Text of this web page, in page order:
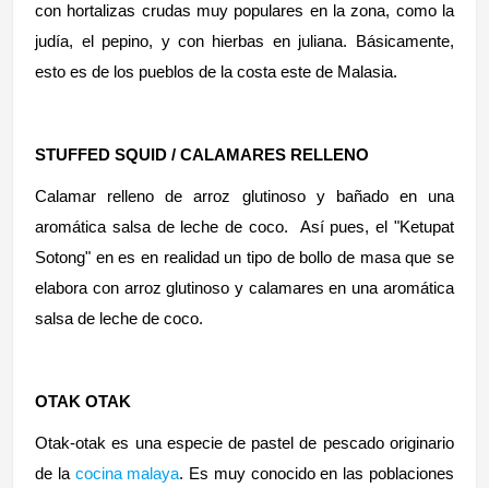
con hortalizas crudas muy populares en la zona, como la
judía, el pepino, y con hierbas en juliana. Básicamente,
esto es de los pueblos de la costa este de Malasia.
STUFFED SQUID / CALAMARES RELLENO
Calamar relleno de arroz glutinoso y bañado en una
aromática salsa de leche de coco. Así pues, el "Ketupat
Sotong" en es en realidad un tipo de bollo de masa que se
elabora con arroz glutinoso y calamares en una aromática
salsa de leche de coco.
OTAK OTAK
Otak-otak es una especie de pastel de pescado originario
de la cocina malaya. Es muy conocido en las poblaciones